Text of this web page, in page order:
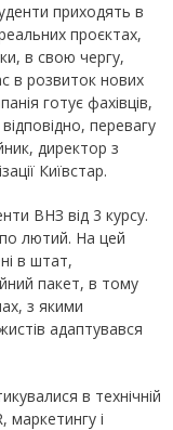
приходять в
проєктах,
в свою чергу,
в розвиток нових
готує фахівців,
перевагу
директор з
Київстар.
ВНЗ від 3 курсу.
лютий. На цей
в штат,
пакет, в тому
з якими
адаптувався
в технічній
маркетингу і